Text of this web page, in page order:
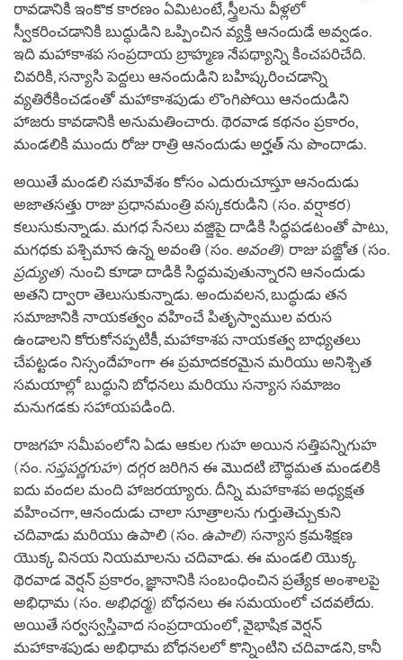
రావడానికి ఇంకొక కారణం ఏమిటంటే, స్త్రీలను వీళ్లలో
స్వీకరించడానికి బుద్ధుడిని ఒప్పించిన వ్యక్తి ఆనందుడే అవ్వడం.
ఇది మహాకాశప సంప్రదాయ బ్రాహ్మణ నేపథ్యాన్ని కించపరిచేది.
చివరికి, సన్యాసి పెద్దలు ఆనందుడిని బహిష్కరించడాన్ని
వ్యతిరేకించడంతో మహాకాశపుడు లొంగిపోయి ఆనందుడిని
హాజరు కావడానికి అనుమతించారు. థెరవాడ కథనం ప్రకారం,
మండలికి ముందు రోజు రాత్రి ఆనందుడు అర్హత్ ను పొందాడు.
అయితే మండలి సమావేశం కోసం ఎదురుచూస్తూ ఆనందుడు
అజాతసత్తు రాజు ప్రధానమంత్రి వస్కకరుడిని (సం. వర్షాకర)
కలుసుకున్నాడు. మగధ సేనలు వజ్జిపై దాడికి సిద్ధపడటంతో పాటు,
మగధకు పశ్చిమాన ఉన్న అవంతి (సం. అవంతి) రాజు పజ్జోత (సం.
ప్రద్యుత) నుంచి కూడా దాడికి సిద్ధమవుతున్నారని ఆనందుడు
అతని ద్వారా తెలుసుకున్నాడు. అందువలన, బుద్ధుడు తన
సమాజానికి నాయకత్వం వహించే పితృస్వాముల వరుస
ఉండాలని కోరుకోనప్పటికీ, మహాకాశప నాయకత్వ బాధ్యతలు
చేపట్టడం నిస్సందేహంగా ఈ ప్రమాదకరమైన మరియు అనిశ్చిత
సమయాల్లో బుద్ధుని బోధనలు మరియు సన్యాస సమాజం
మనుగడకు సహాయపడింది.
రాజగహ సమీపంలోని ఏడు ఆకుల గుహ అయిన సత్తిపన్నిగుహ
(సం. సప్తపర్ణగుహ) దగ్గర జరిగిన ఈ మొదటి బౌద్ధమత మండలికి
ఐదు వందల మంది హాజరయ్యారు. దీన్ని మహాకాశప అధ్యక్షత
వహించగా, ఆనందుడు చాలా సూత్రాలను గుర్తుతెచ్చుకుని
చదివాడు మరియు ఉపాలి (సం. ఉపాలి) సన్యాస క్రమశిక్షణ
యొక్క వినయ నియమాలను చదివాడు. ఈ మండలి యొక్క
థెరవాడ వెర్షన్ ప్రకారం, జ్ఞానానికి సంబంధించిన ప్రత్యేక అంశాలపై
అభిధామ (సం. అభిధర్మ) బోధనలు ఈ సమయంలో చదవలేదు.
అయితే సర్వస్వస్తివాద సంప్రదాయంలో, వైభాషిక వెర్షన్
మహాకాశపుడు అభిధామ బోధనలలో కొన్నింటిని చదివాడని, కానీ